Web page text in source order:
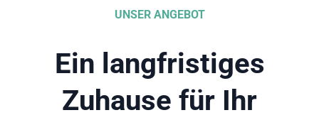
UNSER ANGEBOT
Ein langfristiges
Zuhause für Ihr